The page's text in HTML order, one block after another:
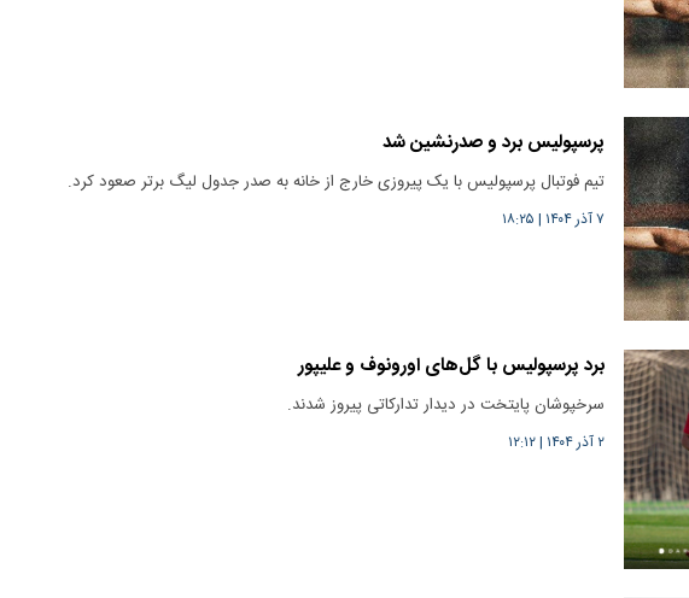
پرسپولیس برد و صدرنشین شد
تیم فوتبال پرسپولیس با یک پیروزی خارج از خانه به صدر جدول لیگ برتر صعود کرد.
۷ آذر ۱۴۰۴ | ۱۸:۲۵
برد پرسپولیس با گل‌های اورونوف و علیپور
سرخپوشان پایتخت در دیدار تدارکاتی پیروز شدند.
۲ آذر ۱۴۰۴ |۱۲:۱۲